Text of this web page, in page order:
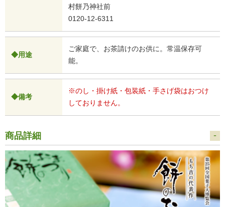
村餅乃神社前
0120-12-6311
◆用途
ご家庭で、お茶請けのお供に。常温保存可
能。
◆備考
※のし・掛け紙・包装紙・手さげ袋はおつけ
しておりません。
商品詳細